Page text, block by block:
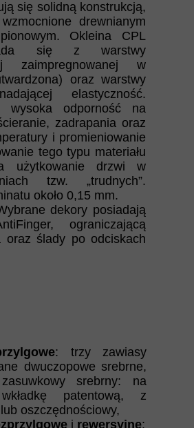
: trzy zawiasy
dwuczopowe srebrne,
srebrny: na
patentową, z
oszczędnościowy,
i rewersyjne:
się solidną konstrukcją,
drewnianym
Okleina CPL
się z warstwy
zaimpregnowanej w
oraz warstwy
elastyczność.
wysoka odporność na
zadrapania oraz
i promieniowanie
tego typu materiału
użytkowanie drzwi w
tzw. „trudnych”.
około 0,15 mm.
dekory posiadają
ograniczającą
oraz ślady po odciskach